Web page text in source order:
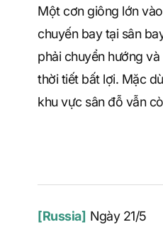
Một cơn giông lớn
chuyến bay tại sân
phải chuyển hướng
thời tiết bất lợi. Mặc
khu vực sân đỗ vẫn
[Russia] Ngày 21/5